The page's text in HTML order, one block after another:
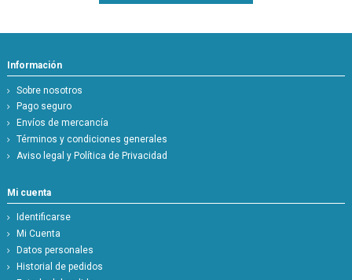
Información
Sobre nosotros
Pago seguro
Envíos de mercancía
Términos y condiciones generales
Aviso legal y Política de Privacidad
Mi cuenta
Identificarse
Mi Cuenta
Datos personales
Historial de pedidos